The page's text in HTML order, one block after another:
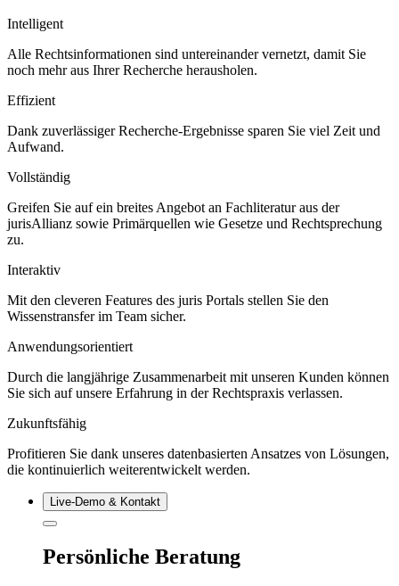
Intelligent
Alle Rechtsinformationen sind untereinander vernetzt, damit Sie
noch mehr aus Ihrer Recherche herausholen.
Effizient
Dank zuverlässiger Recherche-Ergebnisse sparen Sie viel Zeit und
Aufwand.
Vollständig
Greifen Sie auf ein breites Angebot an Fachliteratur aus der
jurisAllianz sowie Primärquellen wie Gesetze und Rechtsprechung
zu.
Interaktiv
Mit den cleveren Features des juris Portals stellen Sie den
Wissenstransfer im Team sicher.
Anwendungsorientiert
Durch die langjährige Zusammenarbeit mit unseren Kunden können
Sie sich auf unsere Erfahrung in der Rechtspraxis verlassen.
Zukunftsfähig
Profitieren Sie dank unseres datenbasierten Ansatzes von Lösungen,
die kontinuierlich weiterentwickelt werden.
Live‑Demo & Kontakt
Persönliche Beratung